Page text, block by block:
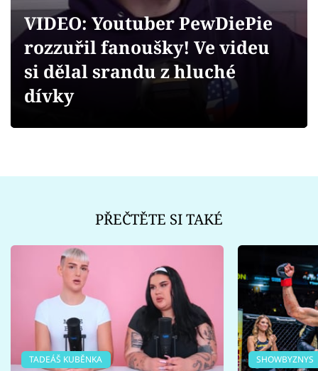
Videa
Sledujte prima+
VIDEO: Youtuber PewDiePie
rozzuřil fanoušky! Ve videu
si dělal srandu z hluché
dívky
PŘEČTĚTE SI TAKÉ
TADEÁŠ KUBĚNKA SHOWBYZNYS